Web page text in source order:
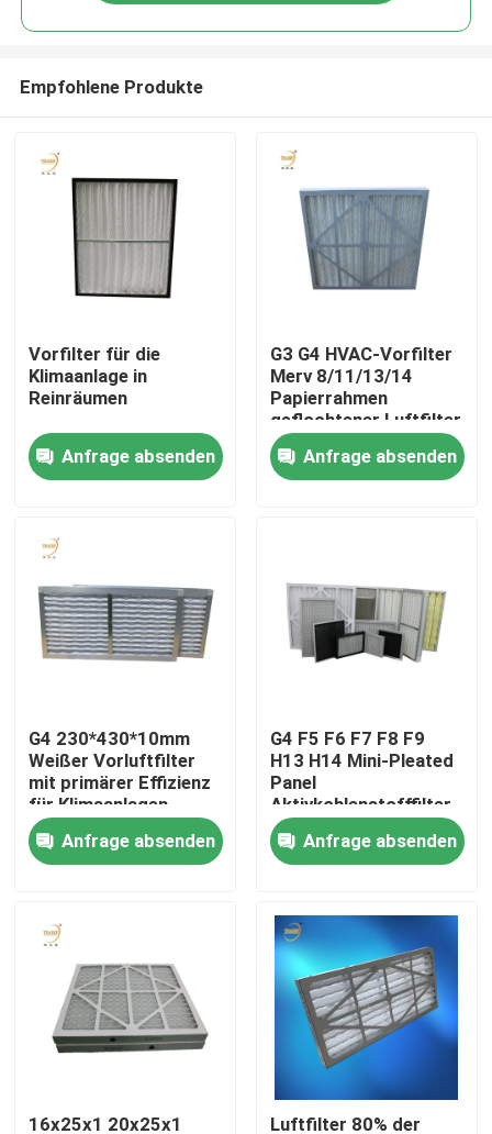
Produkte
Videos
Fabrik-Ausflug
Qualitätskontrolle
Tiefer Filter der Falten-HEPA
Vor Luftfilter
FFU-Einheit
Empfohlene Produkte
Vorfilter für die
Klimaanlage in
Reinräumen
Anfrage absenden
G3 G4 HVAC-Vorfilter
Merv 8/11/13/14
Papierrahmen
geflochtener Luftfilter
für Klimaanlagen
Anfrage absenden
G4 230*430*10mm
Weißer Vorluftfilter
mit primärer Effizienz
für Klimaanlagen
Anfrage absenden
G4 F5 F6 F7 F8 F9
H13 H14 Mini-Pleated
Panel
Aktivkohlenstofffilter
für die klimatisierte
HeimatAnfrage absenden
16x25x1 20x25x1 Luftfilter 80% der